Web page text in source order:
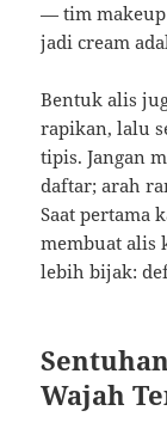
— tim makeup
jadi cream
Bentuk alis
rapikan, lalu
tipis. Jangan
daftar; arah
Saat pertama
membuat alis
lebih bijak:
Wajah